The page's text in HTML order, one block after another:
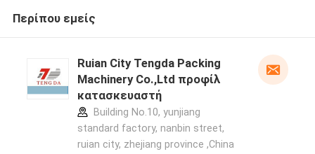
Περίπου εμείς
Ruian City Tengda Packing
Machinery Co.,Ltd προφίλ
κατασκευαστή
Building No.10, yunjiang
standard factory, nanbin street,
ruian city, zhejiang province ,China